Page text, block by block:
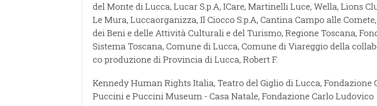
del Monte di Lucca, Lucar S.p.A, ICare, Martinelli Luce, Wella, Lions
Le Mura, Luccaorganizza, Il Ciocco S.p.A, Cantina Campo alle
dei Beni e delle Attività Culturali e del Turismo, Regione Toscana,
Sistema Toscana, Comune di Lucca, Comune di Viareggio della
co produzione di Provincia di Lucca, Robert F.
Kennedy Human Rights Italia, Teatro del Giglio di Lucca, Fondazione
Puccini e Puccini Museum - Casa Natale, Fondazione Carlo Ludovico